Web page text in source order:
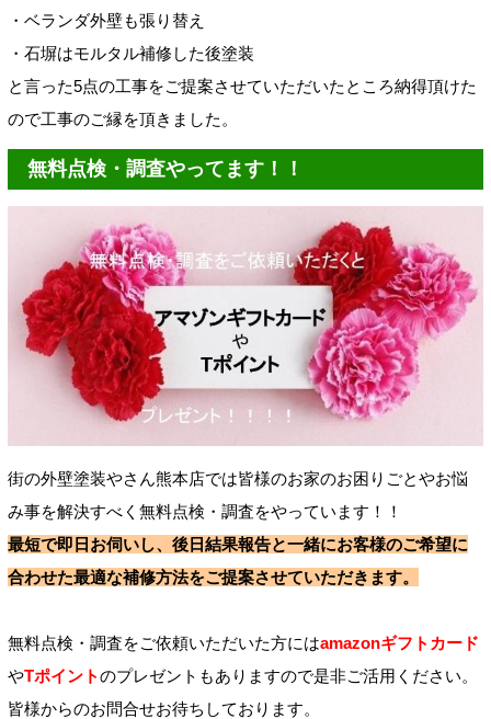
・ベランダ外壁も張り替え
・石塀はモルタル補修した後塗装
と言った5点の工事をご提案させていただいたところ納得頂けた
ので工事のご縁を頂きました。
無料点検・調査やってます！！
街の外壁塗装やさん熊本店では皆様のお家のお困りごとやお悩
み事を解決すべく無料点検・調査をやっています！！
最短で即日お伺いし、後日結果報告と一緒にお客様のご希望に
合わせた最適な補修方法をご提案させていただきます。
無料点検・調査をご依頼いただいた方にはamazonギフトカード
やTポイントのプレゼントもありますので是非ご活用ください。
皆様からのお問合せお待ちしております。